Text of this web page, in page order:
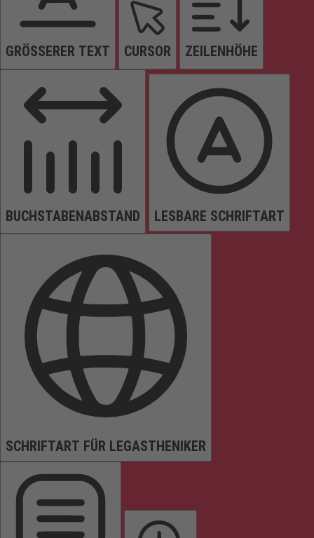
GRÖSSERER TEXT CURSOR ZEILENHÖHE
BUCHSTABENABSTAND LESBARE SCHRIFTART
SCHRIFTART FÜR LEGASTHENIKER